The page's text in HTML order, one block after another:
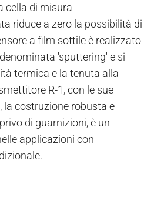
cella di misura
riduce a zero la possibilità di
a film sottile è realizzato
'sputtering' e si
termica e la tenuta alla
R-1, con le sue
costruzione robusta e
di guarnizioni, è un
applicazioni con